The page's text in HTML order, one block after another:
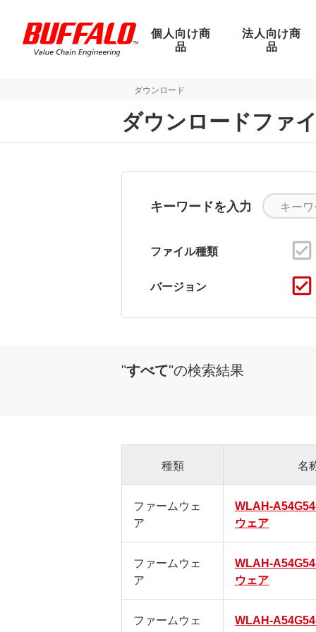
個人向け商
品
法人向け商
品
ダウンロード
ダウンロードファ
キーワードを入力
ファイル種類
バージョン
"すべて"の検索結果
種類 名
ファームウェ
ア
WLAH-
ウェア
ファームウェ
ア
WLAH-
ウェア
ファームウェ
WLAH-